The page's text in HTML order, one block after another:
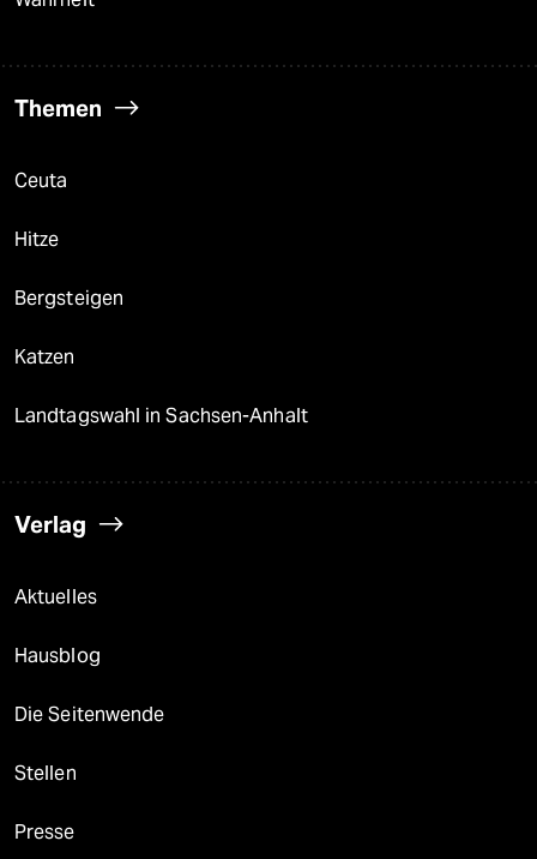
Themen
Ceuta
Hitze
Bergsteigen
Katzen
Landtagswahl in Sachsen-Anhalt
Verlag
Aktuelles
Hausblog
Die Seitenwende
Stellen
Presse